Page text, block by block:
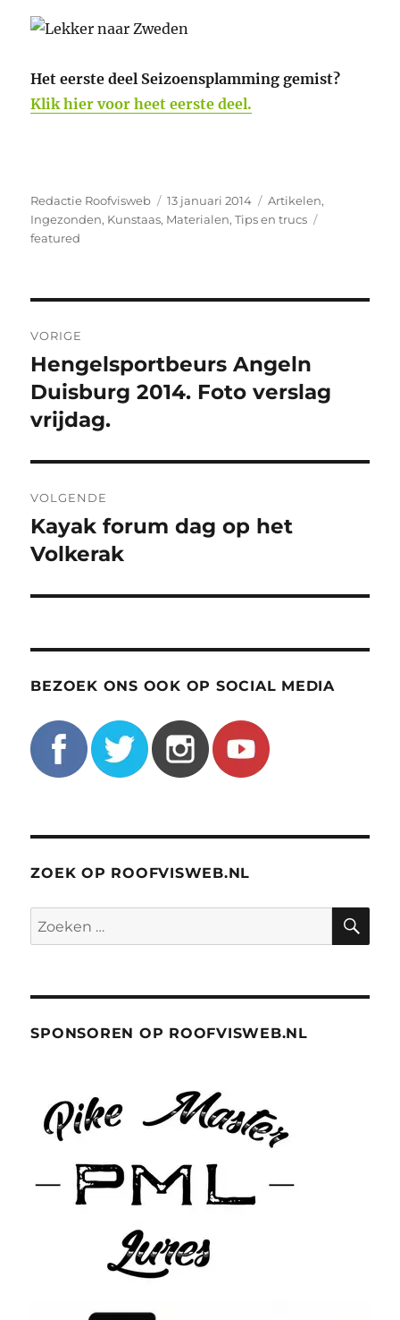
Het eerste deel Seizoensplamming gemist?
Klik hier voor heet eerste deel.
Auteur
Redactie Roofvisweb
Geplaatst
op
13 januari 2014 Categorieën
Artikelen,
Ingezonden, Kunstaas, Materialen,Tips en trucs
featured
navigatie
VORIGE
Vorig
bericht:
Hengelsportbeurs Angeln
Duisburg 2014. Foto verslag
vrijdag.
VOLGENDE
Volgend
bericht:
Kayak forum dag op het
Volkerak
BEZOEK ONS OOK OP SOCIAL MEDIA
ZOEK OP ROOFVISWEB.NL
Zoeken
naar:
SPONSOREN OP ROOFVISWEB.NL